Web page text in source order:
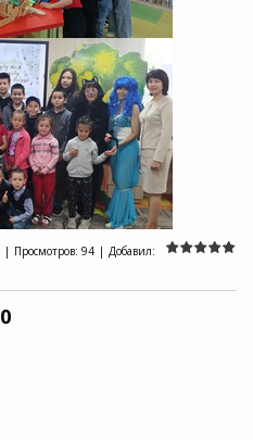
| Просмотров: 94 | Добавил:
0